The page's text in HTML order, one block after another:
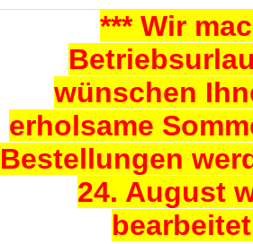
*** Wir
wünschen
erholsame
Bestellungen
24. August